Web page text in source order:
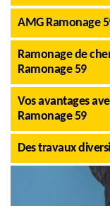
AMG Ramonage
Ramonage de
Ramonage 59
Vos avantages
Ramonage 59
Des travaux